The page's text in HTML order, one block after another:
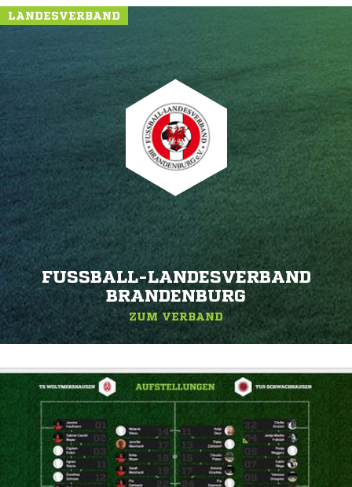
LANDESVERBAND
FUSSBALL-LANDESVERBAND B
RANDENBURG
ZUM VERBAND